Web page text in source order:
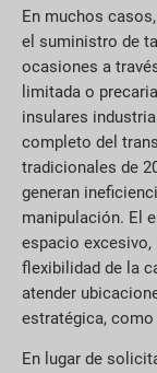
En muchos
el suministro de
ocasiones a
limitada o
insulares
completo del
tradicionales de
generan
manipulación. El
espacio
flexibilidad de la
atender
estratégica,
En lugar de